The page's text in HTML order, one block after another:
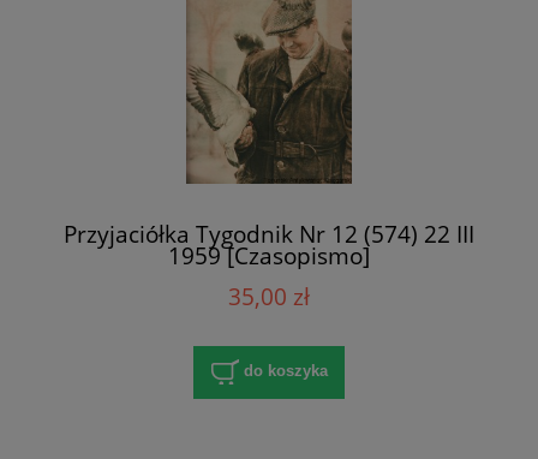
Przyjaciółka Tygodnik Nr 12 (574) 22 III
1959 [Czasopismo]
35,00 zł
do koszyka